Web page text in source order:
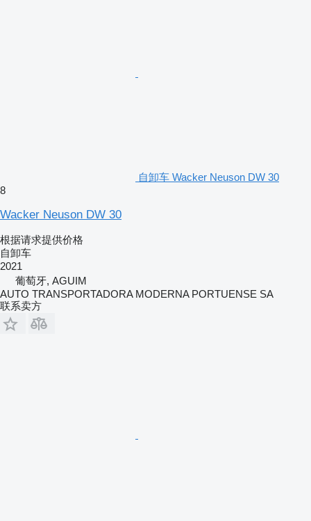
自卸车 Wacker Neuson DW 30
8
Wacker Neuson DW 30
根据请求提供价格
自卸车
2021
葡萄牙, AGUIM
AUTO TRANSPORTADORA MODERNA PORTUENSE SA
联系卖方